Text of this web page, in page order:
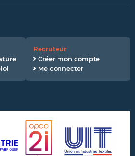
Recruteur
Créer mon compte
Me connecter